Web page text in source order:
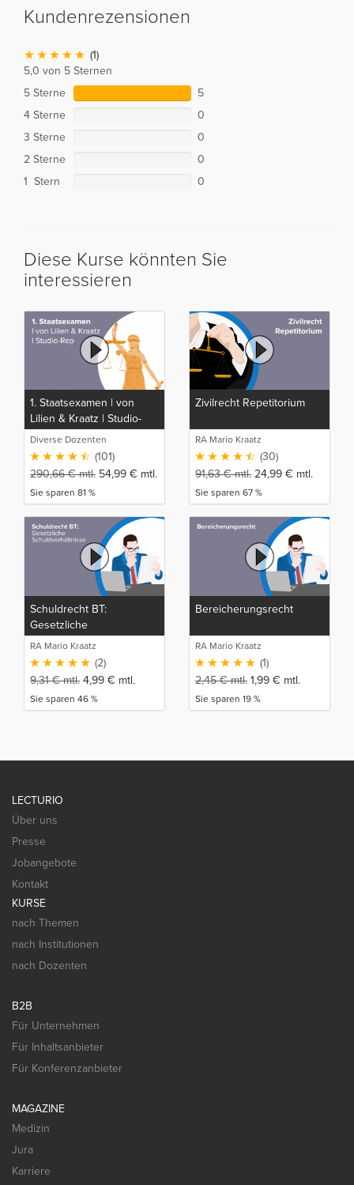
Kundenrezensionen
(1)
5,0 von 5 Sternen
5 Sterne
5
4 Sterne
0
3 Sterne
0
2 Sterne
0
1 Stern
0
Diese Kurse könnten Sie
interessieren
1. Staatsexamen | von
Lilien & Kraatz | Studio-
Rep
Diverse Dozenten
(101)
290,66€mtl. 54,99 € mtl.
Sie sparen 81 %
Zivilrecht Repetitorium
RA Mario Kraatz
(30)
91,63€mtl. 24,99 € mtl.
Sie sparen 67 %
Schuldrecht BT:
Gesetzliche
Schuldverhältnisse
RA Mario Kraatz
(2)
9,31€mtl. 4,99 € mtl.
Sie sparen 46 %
Bereicherungsrecht
RA Mario Kraatz
(1)
2,45€mtl. 1,99 € mtl.
Sie sparen 19 %
LECTURIO
Über uns
Presse
Jobangebote
Kontakt
KURSE
nach Themen
nach Institutionen
nach Dozenten
B2B
Für Unternehmen
Für Inhaltsanbieter
Für Konferenzanbieter
MAGAZINE
Medizin
Jura
Karriere